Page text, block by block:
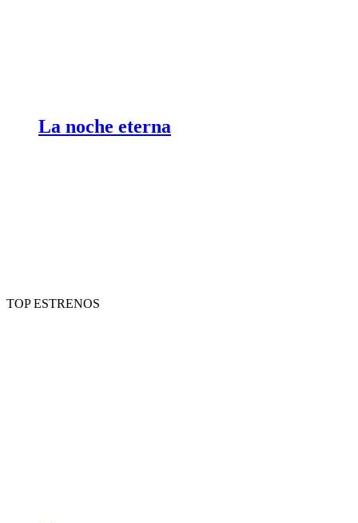
La noche eterna
TOP ESTRENOS